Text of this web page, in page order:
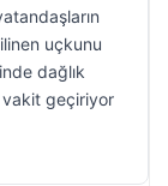
uçkunu
dağlık
vakit geçiriyor